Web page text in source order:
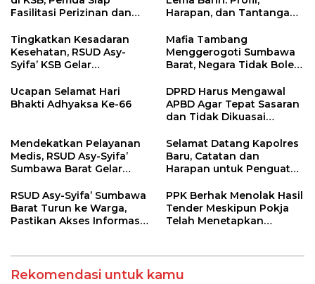
Fasilitasi Perizinan dan
Regulasi
Harapan, dan Tantangan
Tingkatkan Kesadaran
Kesehatan, RSUD Asy-
Syifa’ KSB Gelar
Melitus pada Lansia
Mafia Tambang
Menggerogoti Sumbawa
Barat, Negara Tidak Boleh
hingga WNA
Ucapan Selamat Hari
Bhakti Adhyaksa Ke-66
DPRD Harus Mengawal
APBD Agar Tepat Sasaran
dan Tidak Dikuasai
Tertentu
Mendekatkan Pelayanan
Medis, RSUD Asy-Syifa’
Sumbawa Barat Gelar
Kesehatan di Taliwang
Selamat Datang Kapolres
Baru, Catatan dan
Harapan untuk Penguatan
RSUD Asy-Syifa’ Sumbawa
Barat Turun ke Warga,
Pastikan Akses Informasi
PPK Berhak Menolak Hasil
Tender Meskipun Pokja
Telah Menetapkan
Rekomendasi untuk kamu